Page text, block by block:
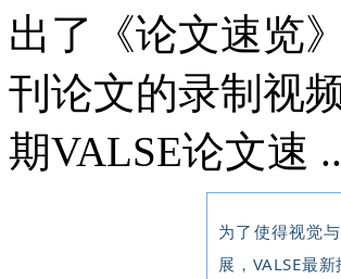
出了《论文速览
刊论文的录制视
期VALSE论文速
为了使得视觉
展，VALSE最新